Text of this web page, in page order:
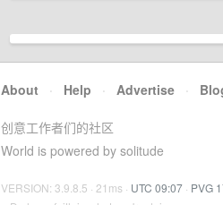
About · Help · Advertise ·
创意工作者们的社区
World is powered by solitude
VERSION: 3.9.8.5 · 21ms · UTC 09:07 · PVG